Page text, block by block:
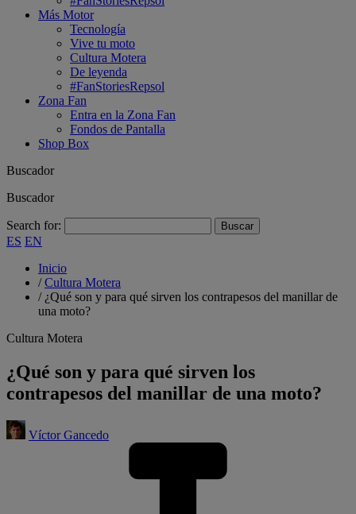
Más Motor
Tecnología
Vive tu moto
Cultura Motera
De leyenda
#FanStoriesRepsol
Zona Fan
Entra en la Zona Fan
Fondos de Pantalla
Shop Box
Buscador
Buscador
Search for:
ES EN
Inicio
/Cultura Motera
/ ¿Qué son y para qué sirven los contrapesos del manillar de
una moto?
Cultura Motera
¿Qué son y para qué sirven los
contrapesos del manillar de una moto?
Víctor Gancedo